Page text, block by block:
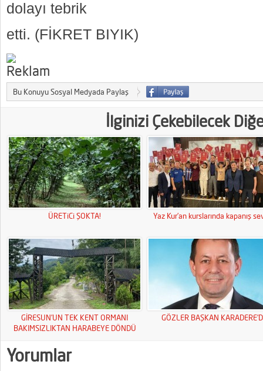
dolayı tebrik
etti. (FİKRET BIYIK)
Bu Konuyu Sosyal Medyada Paylaş
İlginizi Çekebilecek
ÜRETiCi ŞOKTA! Yaz Kur’an kurslarında kapanış
GİRESUN’UN TEK KENT ORMANI
BAKIMSIZLIKTAN HARABEYE DÖNDÜ
GÖZLER BAŞKAN
Yorumlar